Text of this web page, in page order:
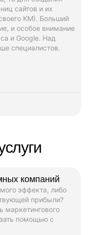
сайтов и их
КМ). Больший
и особое внимание
и Google. Над
специалистов.
компаний
эффекта, либо
прибыли?
маркетингового
помощью с